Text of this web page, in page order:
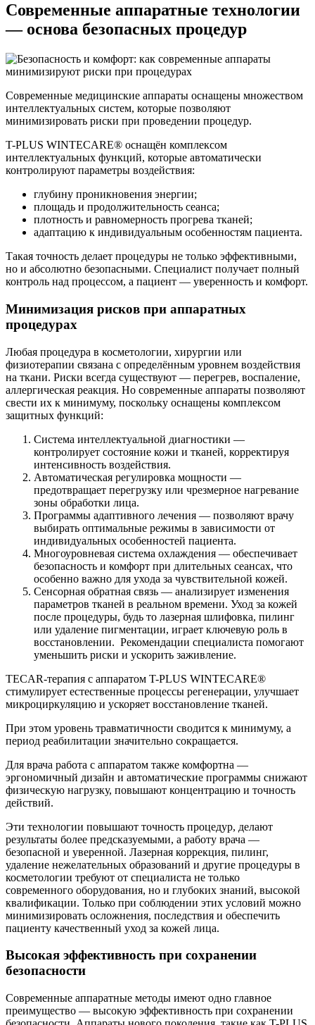
Современные аппаратные технологии
— основа безопасных процедур
Современные медицинские аппараты оснащены множеством
интеллектуальных систем, которые позволяют
минимизировать риски при проведении процедур.
T-PLUS WINTECARE® оснащён комплексом
интеллектуальных функций, которые автоматически
контролируют параметры воздействия:
глубину проникновения энергии;
площадь и продолжительность сеанса;
плотность и равномерность прогрева тканей;
адаптацию к индивидуальным особенностям пациента.
Такая точность делает процедуры не только эффективными,
но и абсолютно безопасными. Специалист получает полный
контроль над процессом, а пациент — уверенность и комфорт.
Минимизация рисков при аппаратных
процедурах
Любая процедура в косметологии, хирургии или
физиотерапии связана с определённым уровнем воздействия
на ткани. Риски всегда существуют — перегрев, воспаление,
аллергическая реакция. Но современные аппараты позволяют
свести их к минимуму, поскольку оснащены комплексом
защитных функций:
Система интеллектуальной диагностики —
контролирует состояние кожи и тканей, корректируя
интенсивность воздействия.
Автоматическая регулировка мощности —
предотвращает перегрузку или чрезмерное нагревание
зоны обработки лица.
Программы адаптивного лечения — позволяют врачу
выбирать оптимальные режимы в зависимости от
индивидуальных особенностей пациента.
Многоуровневая система охлаждения — обеспечивает
безопасность и комфорт при длительных сеансах, что
особенно важно для ухода за чувствительной кожей.
Сенсорная обратная связь — анализирует изменения
параметров тканей в реальном времени. Уход за кожей
после процедуры, будь то лазерная шлифовка, пилинг
или удаление пигментации, играет ключевую роль в
восстановлении. Рекомендации специалиста помогают
уменьшить риски и ускорить заживление.
TECAR-терапия с аппаратом T-PLUS WINTECARE®
стимулирует естественные процессы регенерации, улучшает
микроциркуляцию и ускоряет восстановление тканей.
При этом уровень травматичности сводится к минимуму, а
период реабилитации значительно сокращается.
Для врача работа с аппаратом также комфортна —
эргономичный дизайн и автоматические программы снижают
физическую нагрузку, повышают концентрацию и точность
действий.
Эти технологии повышают точность процедур, делают
результаты более предсказуемыми, а работу врача —
безопасной и уверенной. Лазерная коррекция, пилинг,
удаление нежелательных образований и другие процедуры в
косметологии требуют от специалиста не только
современного оборудования, но и глубоких знаний, высокой
квалификации. Только при соблюдении этих условий можно
минимизировать осложнения, последствия и обеспечить
пациенту качественный уход за кожей лица.
Высокая эффективность при сохранении
безопасности
Современные аппаратные методы имеют одно главное
преимущество — высокую эффективность при сохранении